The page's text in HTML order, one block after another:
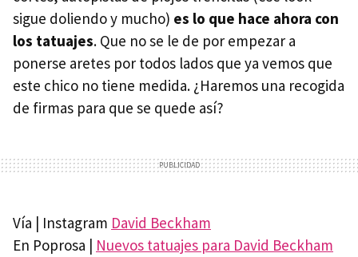
sigue doliendo y mucho) es lo que hace ahora con
los tatuajes. Que no se le de por empezar a
ponerse aretes por todos lados que ya vemos que
este chico no tiene medida. ¿Haremos una recogida
de firmas para que se quede así?
Vía | Instagram David Beckham
En Poprosa | Nuevos tatuajes para David Beckham